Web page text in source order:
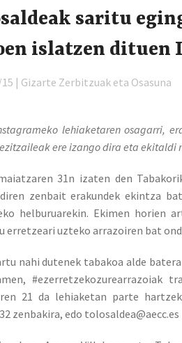
saritu
islatzen dituen
| Gizarte Zerbitzuak eta Osasuna
lehiaketaren osagarri,
ere izango dira eta ekitaldi
31n izaten den
zenbait erakundek ekintza
helburuarekin. Ekimen horien
erretzeari uzteko arrazoiren bat
nahi dutenek tabakoa alde
#ezerretzekozurearrazoiak
21 da lehiaketan parte
zenbakira, edo